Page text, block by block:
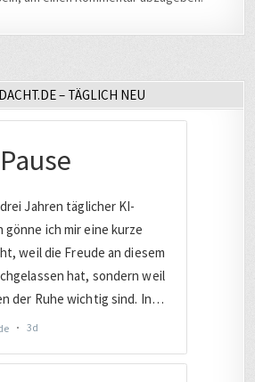
– TÄGLICH NEU